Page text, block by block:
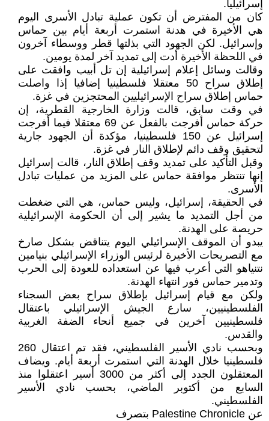
إسرائيليا.
كان من المفترض أن تكون عملية تبادل الأسرى اليوم
هي الأخيرة في هدنة استمرت أربعة أيام بين حماس
وإسرائيل. لكن الجهود التي بذلتها قطر ووسطاء آخرون
في اللحظة الأخيرة أدت إلى تمديد آخر لمدة يومين.
وقالت وسائل إعلام إسرائيلية إن تل أبيب وافقت على
إطلاق سراح 50 معتقلا فلسطينيا إضافيا إذا واصلت
حماس إطلاق سراح الإسرائيليين المحتجزين في غزة.
في وقت سابق، قالت وزارة الخارجية القطرية، إن
حركة حماس أفرجت بالفعل عن 69 معتقلا فيما أفرجت
إسرائيل عن 150 فلسطينيا، مؤكدة أن الجهود جارية
لتحقيق وقف دائم لإطلاق النار في غزة.
وقبل التأكيد على تمديد وقف إطلاق النار، قالت إسرائيل
إنها تنتظر موافقة حماس على المزيد من عمليات تبادل
الأسرى.
في الحقيقة، إسرائيل، وليس حماس، هي التي ضغطت
من أجل التمديد ما يشير إلى أن الحكومة الإسرائيلية
حريصة على الهدنة.
يبدو أن الموقف الإسرائيلي اليوم يتناقض بشكل صارخ
مع التصريحات الأخيرة لرئيس الوزراء الإسرائيلي بنيامين
نتنياهو التي أعرب فيها عن استعداده للعودة إلى الحرب
وتدمير حماس فور انتهاء الهدنة.
ولكن مع قيام إسرائيل بإطلاق سراح بعض السجناء
الفلسطينيين، سارع الجيش الإسرائيلي باعتقال
فلسطينيين آخرين في جميع أنحاء الضفة الغربية
والقدس.
وبحسب نادي الأسير الفلسطيني، فقد تم اعتقال 260
فلسطينيا خلال الهدنة التي استمرت أربعة أيام. ويضاف
المعتقلون الجدد إلى أكثر من 3000 أسير اعتقلوا منذ
السابع من أكتوبر الماضي، بحسب نادي الأسير
الفلسطيني.
عن Palestine Chronicle بتصرف